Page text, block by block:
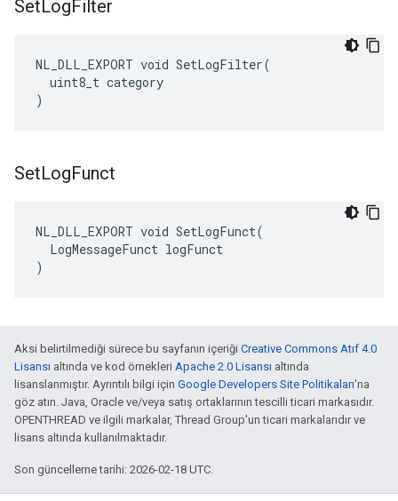
SetLogFilter
NL_DLL_EXPORT void SetLogFilter(
  uint8_t category
)
SetLogFunct
NL_DLL_EXPORT void SetLogFunct(
  LogMessageFunct logFunct
)
Aksi belirtilmediği sürece bu sayfanın içeriği Creative Commons Atıf 4.0
Lisansı altında ve kod örnekleri Apache 2.0 Lisansı altında
lisanslanmıştır. Ayrıntılı bilgi için Google Developers Site Politikaları'na
göz atın. Java, Oracle ve/veya satış ortaklarının tescilli ticari markasıdır.
OPENTHREAD ve ilgili markalar, Thread Group'un ticari markalarıdır ve
lisans altında kullanılmaktadır.
Son güncelleme tarihi: 2026-02-18 UTC.